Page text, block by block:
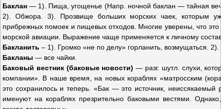
Баклан — 1). Пища, угощенье (Напр. ночной баклан — тайная
2). Обжора. 3). Прозвище больших морских чаек, которым
прибрежных помоек и пищевых отходов. Многие уверены, что
морской авиации. Выражение чаще применяется к личному
Бакланить – 1). Громко «не по делу» горланить, возмущаться.
Бакланы — все чайки.
Баковый вестник (баковые новости) — разг. шутл. слухи,
компании». В наше время, на новых кораблях «матросским
это сохранилось и теперь. «Бак — это источник,
именуют на кораблях презрительно баковыми вестями.